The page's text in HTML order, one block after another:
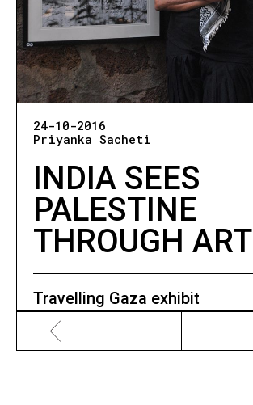
24-10-2016
Priyanka Sacheti
INDIA SEES
PALESTINE
THROUGH ART
Travelling Gaza exhibit